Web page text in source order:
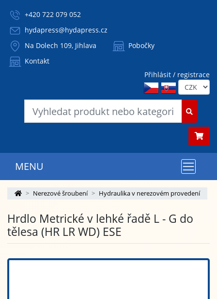
+420 722 079 052
hydapress@hydapress.cz
Na Dolech 109, Jihlava
Pobočky
Kontakt
Přihlásit / registrace
MENU
Nerezové šroubení Hydraulika v nerezovém provedení
Hrdlo Metrické v lehké řadě L - G do
tělesa (HR LR WD) ESE